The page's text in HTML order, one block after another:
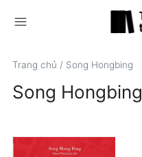
menu
Trang chủ / Song Hongbing
Song Hongbing